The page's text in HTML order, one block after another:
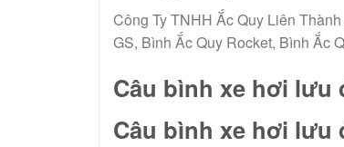
Công Ty TNHH Ắc Quy Liên
GS, Bình Ắc Quy Rocket, Bình Ắc
Câu bình xe hơi lưu
Câu bình xe hơi